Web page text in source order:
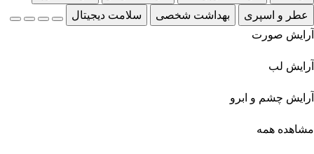
عطر و اسپری
بهداشت شخصی
سلامت دیجیتال
آرایش صورت
آرایش لب
آرایش چشم و ابرو
مشاهده همه